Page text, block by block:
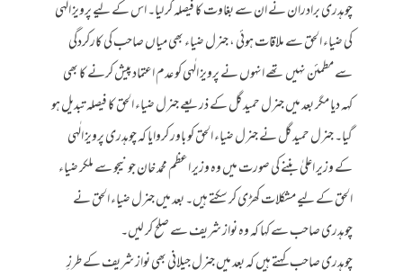
چوہدری برادران نے ان سے بغاوت کا فیصلہ کر لیا۔ اس کے لیے پرویز الٰہی
کی ضیاء الحق سے ملاقات ہوئی ، جنرل ضیاء بھی میاں صاحب کی کارکردگی
سے مطمئن نہیں تھے انہوں نے پرویز الٰہی کو عدم اعتماد پیش کرنے کا بھی
کہہ دیا مگر بعد میں جنرل حمید گل کے ذریعے جنرل ضیاء الحق کا فیصلہ تبدیل ہو
گیا۔ جنرل حمید گل نے جنرل ضیاء الحق کو باور کروایا کہ چوہدری پرویز الٰہی
کے وزیر اعلیٰ بننے کی صورت میں وہ وزیر اعظم محمد خان جونیجو سے ملکر ضیاء
الحق کے لیے مشکلات کھڑی کر سکتے ہیں۔ بعد میں جنرل ضیاء الحق نے
چوہدری صاحب سے کہا کہ وہ نواز شریف سے صلح کر لیں۔
چوہدری صاحب کہتے ہیں کہ بعد میں جنرل جیلانی بھی نواز شریف کے طرزِ